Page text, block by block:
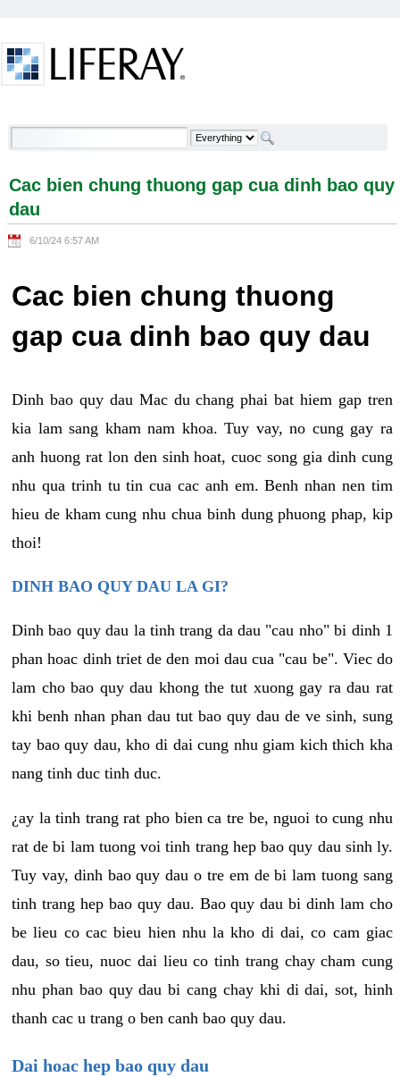
Cac bien chung thuong gap cua dinh bao quy dau -
Cac bien chung thuong gap cua dinh bao quy
dau
6/10/24 6:57 AM
Cac bien chung thuong
gap cua dinh bao quy dau
Dinh bao quy dau Mac du chang phai bat hiem gap tren
kia lam sang kham nam khoa. Tuy vay, no cung gay ra
anh huong rat lon den sinh hoat, cuoc song gia dinh cung
nhu qua trinh tu tin cua cac anh em. Benh nhan nen tim
hieu de kham cung nhu chua binh dung phuong phap, kip
thoi!
DINH BAO QUY DAU LA GI?
Dinh bao quy dau la tinh trang da dau "cau nho" bi dinh 1
phan hoac dinh triet de den moi dau cua "cau be". Viec do
lam cho bao quy dau khong the tut xuong gay ra dau rat
khi benh nhan phan dau tut bao quy dau de ve sinh, sung
tay bao quy dau, kho di dai cung nhu giam kich thich kha
nang tinh duc tinh duc.
¿ay la tinh trang rat pho bien ca tre be, nguoi to cung nhu
rat de bi lam tuong voi tinh trang hep bao quy dau sinh ly.
Tuy vay, dinh bao quy dau o tre em de bi lam tuong sang
tinh trang hep bao quy dau. Bao quy dau bi dinh lam cho
be lieu co cac bieu hien nhu la kho di dai, co cam giac
dau, so tieu, nuoc dai lieu co tinh trang chay cham cung
nhu phan bao quy dau bi cang chay khi di dai, sot, hinh
thanh cac u trang o ben canh bao quy dau.
Dai hoac hep bao quy dau